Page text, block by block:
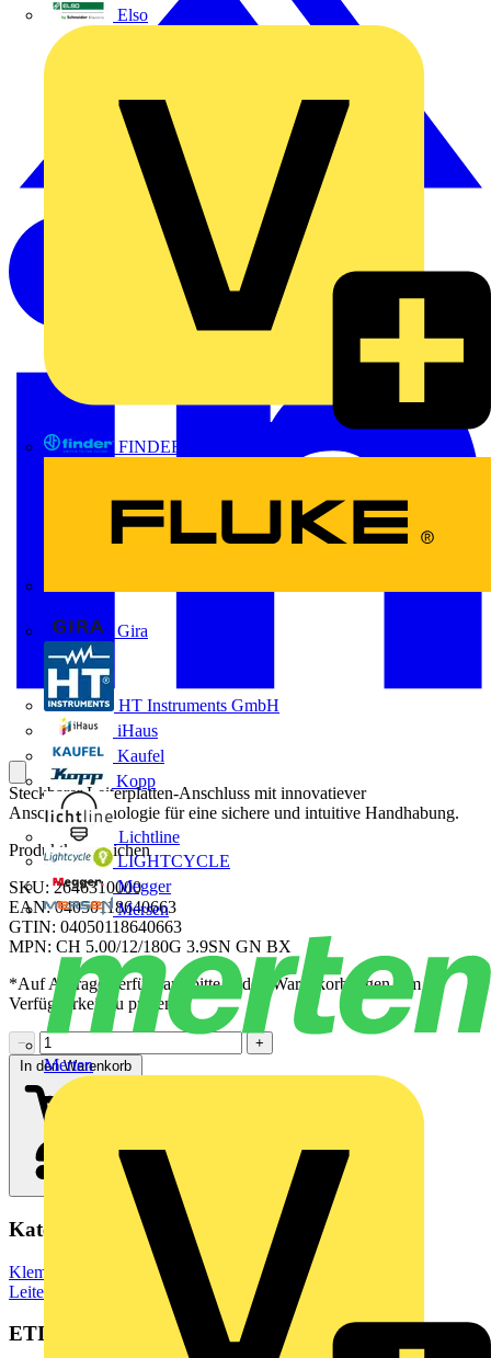
Elso
FINDER
Gira
HT Instruments GmbH
iHaus
Kaufel
Kopp
Lichtline
LIGHTCYCLE
Megger
Mersen
Merten
Steckbarer Leiterplatten-Anschluss mit innovatiever
Anschlusstechnologie für eine sichere und intuitive Handhabung.
Produktkennzeichen
SKU: 2646310000
EAN: 04050118640663
GTIN: 04050118640663
MPN: CH 5.00/12/180G 3.9SN GN BX
*Auf Anfrage verfügbar - bitte in den Warenkorb legen, um
Verfügbarkeit zu prüfen
−
+
In den Warenkorb
Kategorien
Klemmen, Steckverbinder & Verbindungselemente
Leiterplattensteckverbinder
ETIM Group